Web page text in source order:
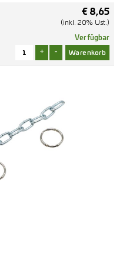
€ 8,65
(inkl. 20% Ust.)
Verfügbar
+ -